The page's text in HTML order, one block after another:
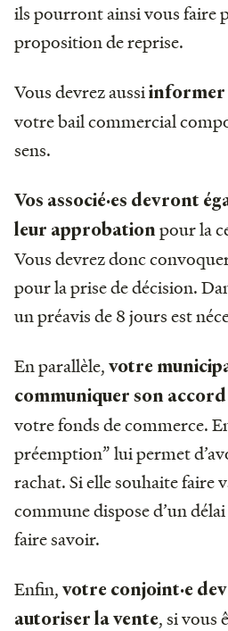
ils pourront ainsi vous faire
proposition de reprise.
Vous devrez aussiinformer
votre bail commercial
sens.
Vos associé·es devront
leur approbation pour la
Vous devrez donc
pour la prise de décision.
un préavis de 8 jours est
En parallèle, votre
communiquer son accord
votre fonds de commerce.
préemption” lui permet
rachat. Si elle souhaite faire
commune dispose d’un
faire savoir.
Enfin, votre conjoint·e
autoriser la vente, si vous